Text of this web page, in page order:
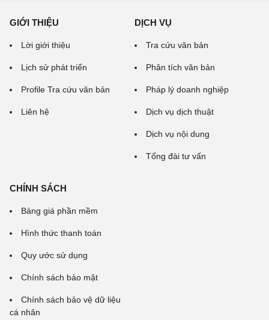
GIỚI THIỆU
Lời giới thiệu
Lịch sử phát triển
Profile Tra cứu văn bản
Liên hệ
DỊCH VỤ
Tra cứu văn bản
Phân tích văn bản
Pháp lý doanh nghiệp
Dịch vụ dịch thuật
Dịch vụ nội dung
Tổng đài tư vấn
CHÍNH SÁCH
Bảng giá phần mềm
Hình thức thanh toán
Quy ước sử dụng
Chính sách bảo mật
Chính sách bảo vệ dữ liệu
cá nhân